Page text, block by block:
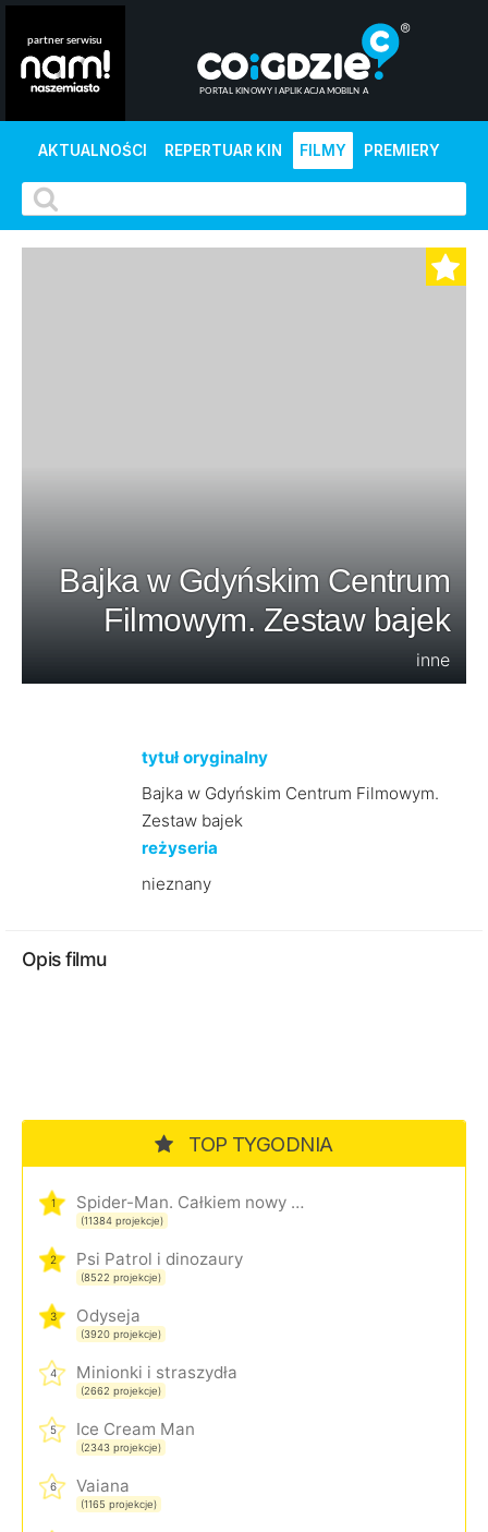
AKTUALNOŚCI REPERTUAR KIN FILMY PREMIERY
Bajka w Gdyńskim Centrum
Filmowym. Zestaw bajek
inne
tytuł oryginalny
Bajka w Gdyńskim Centrum Filmowym.
Zestaw bajek
reżyseria
nieznany
Opis filmu
TOP TYGODNIA
1 Spider-Man. Całkiem nowy dzień
(11384 projekcje)
2 Psi Patrol i dinozaury
(8522 projekcje)
3 Odyseja
(3920 projekcje)
4 Minionki i straszydła
(2662 projekcje)
5 Ice Cream Man
(2343 projekcje)
6 Vaiana
(1165 projekcje)